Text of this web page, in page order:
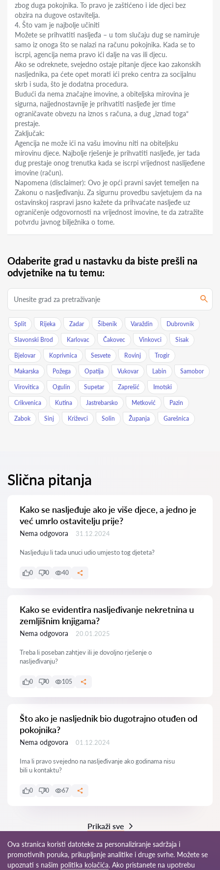
zbog duga pokojnika. To pravo je zaštićeno i ide djeci bez
obzira na dugove ostavitelja.
4. Što vam je najbolje učiniti
Možete se prihvatiti nasljeđa – u tom slučaju dug se namiruje
samo iz onoga što se nalazi na računu pokojnika. Kada se to
iscrpi, agencija nema pravo ići dalje na vas ili djecu.
Ako se odreknete, svejedno ostaje pitanje djece kao zakonskih
nasljednika, pa ćete opet morati ići preko centra za socijalnu
skrb i suda, što je dodatna procedura.
Budući da nema značajne imovine, a obiteljska mirovina je
sigurna, najjednostavnije je prihvatiti nasljeđe jer time
ograničavate obvezu na iznos s računa, a dug „iznad toga“
prestaje.
Zaključak:
Agencija ne može ići na vašu imovinu niti na obiteljsku
mirovinu djece. Najbolje rješenje je prihvatiti nasljeđe, jer tada
dug prestaje onog trenutka kada se iscrpi vrijednost naslijeđene
imovine (račun).
Napomena (disclaimer): Ovo je opći pravni savjet temeljen na
Zakonu o nasljeđivanju. Za sigurnu provedbu savjetujem da na
ostavinskoj raspravi jasno kažete da prihvaćate nasljeđe uz
ograničenje odgovornosti na vrijednost imovine, te da zatražite
potvrdu javnog bilježnika o tome.
Odaberite grad u nastavku da biste prešli na
odvjetnike na tu temu:
Split Rijeka Zadar Šibenik Varaždin Dubrovnik
Slavonski Brod Karlovac Čakovec Vinkovci Sisak
Bjelovar Koprivnica Sesvete Rovinj Trogir
Makarska Požega Opatija Vukovar Labin Samobor
Virovitica Ogulin Supetar Zaprešić Imotski
Crikvenica Kutina Jastrebarsko Metković Pazin
Zabok Sinj Križevci Solin Županja Garešnica
Slična pitanja
Kako se nasljeđuje ako je više djece, a jedno je
već umrlo ostavitelju prije?
Nema odgovora 31.12.2024
Nasljeđuju li tada unuci udio umjesto tog djeteta?
0 0 40
Kako se evidentira nasljeđivanje nekretnina u
zemljišnim knjigama?
Nema odgovora 20.01.2025
Treba li poseban zahtjev ili je dovoljno rješenje o
nasljeđivanju?
0 0 105
Što ako je nasljednik bio dugotrajno otuđen od
pokojnika?
Nema odgovora 01.12.2024
Ima li pravo svejedno na nasljeđivanje ako godinama nisu
bili u kontaktu?
0 0 67
Prikaži sve
Ova stranica koristi datoteke za personaliziranje sadržaja i
promotivnih poruka, prikupljanje analitike i druge svrhe. Možete se
upoznati s našim politika kolačića. Ako pristanete na upotrebu